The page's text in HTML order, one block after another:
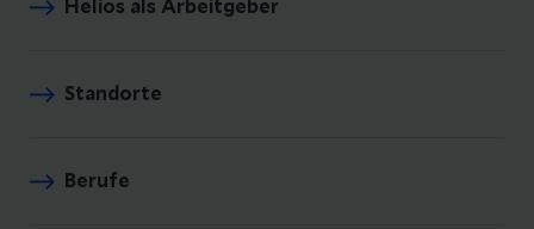
Helios als Arbeitgeber
Standorte
Berufe